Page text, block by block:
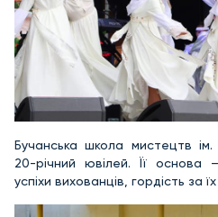
Бучанська школа мистецтв ім.
20-річний ювілей. Її основа
успіхи вихованців, гордість за